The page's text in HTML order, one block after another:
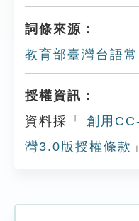
詞條來源：
教育部臺灣台語
授權資訊：
資料採「
創用
灣3.0版授權條款